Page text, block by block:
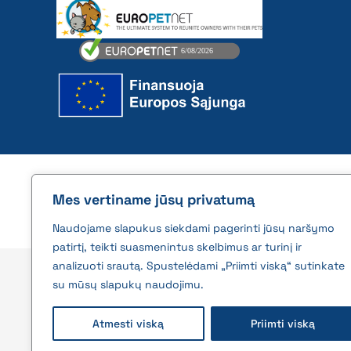
Mes vertiname jūsų privatumą
Naudojame slapukus siekdami pagerinti jūsų naršymo
patirtį, teikti suasmenintus skelbimus ar turinį ir
analizuoti srautą. Spustelėdami „Priimti viską“ sutinkate
su mūsų slapukų naudojimu.
Atmesti viską Priimti viską
2026 © All rights reserved | VĮ Žemės ūkio